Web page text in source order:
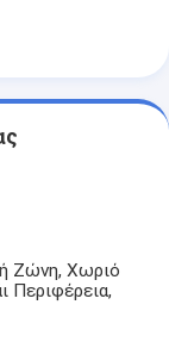
Ζώνη, Χωριό
Περιφέρεια,